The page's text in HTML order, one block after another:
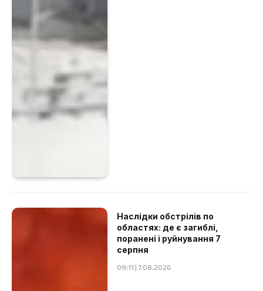
Наслідки обстрілів по
областях: де є загиблі,
поранені і руйнування 7
серпня
09:11 | 7.08.2026